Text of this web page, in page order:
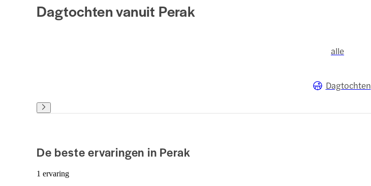
Dagtochten vanuit Perak
alle
Dagtochten
De beste ervaringen in Perak
1 ervaring